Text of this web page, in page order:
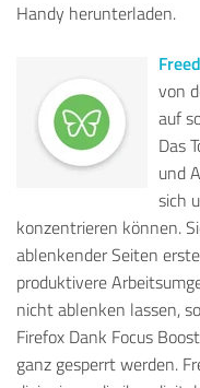
Handy herunterladen.
von
auf
Das
und
sich
konzentrieren können.
ablenkender Seiten
produktivere
nicht ablenken lassen,
Firefox Dank Focus
ganz gesperrt werden.